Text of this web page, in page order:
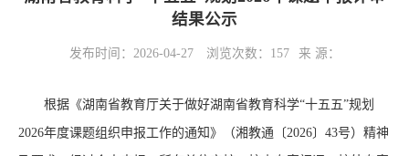
结果公示
发布时间：2026-04-27 浏览次数： 157 来 源：
根据《湖南省教育厅关于做好湖南省教育科学“十五五”规划
2026年度课题组织申报工作的通知》（湘教通〔2026〕 43号） 精神